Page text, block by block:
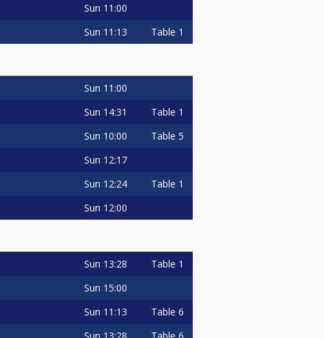
Sun 11:00
Sun 11:13 Table 1
Sun 11:00
Sun 14:31 Table 1
Sun 10:00 Table 5
Sun 12:17
Sun 12:24 Table 1
Sun 12:00
Sun 13:28 Table 1
Sun 15:00
Sun 11:13 Table 6
Sun 13:28 Table 6